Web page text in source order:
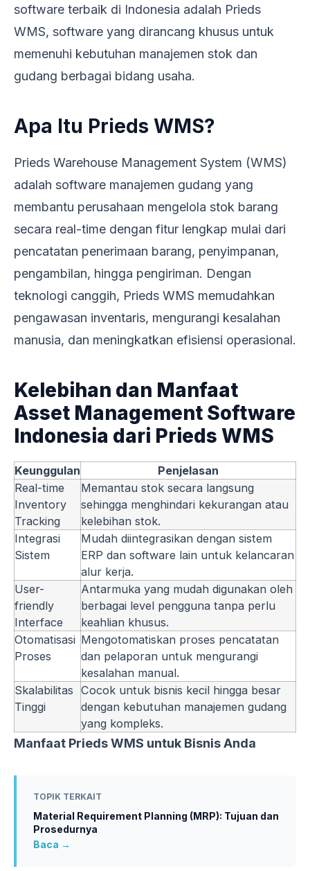
software terbaik di Indonesia adalah Prieds
WMS, software yang dirancang khusus untuk
memenuhi kebutuhan manajemen stok dan
gudang berbagai bidang usaha.
Apa Itu Prieds WMS?
Prieds Warehouse Management System (WMS)
adalah software manajemen gudang yang
membantu perusahaan mengelola stok barang
secara real-time dengan fitur lengkap mulai dari
pencatatan penerimaan barang, penyimpanan,
pengambilan, hingga pengiriman. Dengan
teknologi canggih, Prieds WMS memudahkan
pengawasan inventaris, mengurangi kesalahan
manusia, dan meningkatkan efisiensi operasional.
Kelebihan dan Manfaat
Asset Management Software
Indonesia dari Prieds WMS
Keunggulan
Penjelasan
Real-time
Inventory
Tracking
Memantau stok secara langsung
sehingga menghindari kekurangan atau
kelebihan stok.
Integrasi
Sistem
Mudah diintegrasikan dengan sistem
ERP dan software lain untuk kelancaran
alur kerja.
User-
friendly
Interface
Antarmuka yang mudah digunakan oleh
berbagai level pengguna tanpa perlu
keahlian khusus.
Otomatisasi
Proses
Mengotomatiskan proses pencatatan
dan pelaporan untuk mengurangi
kesalahan manual.
Skalabilitas
Tinggi
Cocok untuk bisnis kecil hingga besar
dengan kebutuhan manajemen gudang
yang kompleks.
Manfaat Prieds WMS untuk Bisnis Anda
TOPIK TERKAIT
Material Requirement Planning (MRP): Tujuan dan
Prosedurnya
Baca →